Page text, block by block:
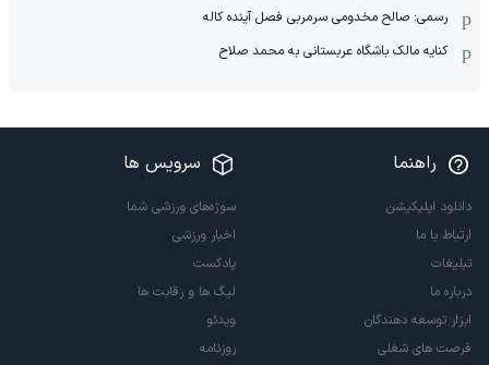
رسمی: صالح مخدومی سرمربی فصل آینده کاله
کنایه مالک باشگاه عربستانی به محمد صلاح
راهنما
دانلود اپلیکیشن
ارتباط با ما
تبلیغات
درباره ما
ابزار توسعه دهندگان
فرصت های شغلی
سرویس ها
سوژه‌های ورزشی شما
اخبار ورزشی
پادکست
لیگ ها و رقابت ها
ویدئو
روزنامه